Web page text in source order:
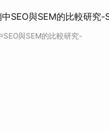
SEO與SEM的比較研究-
SEO與SEM的比較研究-